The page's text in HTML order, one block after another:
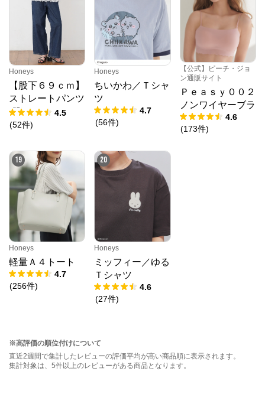
Honeys
【股下６９ｃｍ】
ストレートパンツ
(股下60/63/66/69/
72cm展開)
4.5
(52件)
Honeys
ちいかわ／Ｔシャ
ツ
4.7
(56件)
【公式】ピーチ・ジョ
ン通販サイト
Ｐｅａｓｙ００２
ノンワイヤーブラ
4.6
(173件)
19
Honeys
軽量Ａ４トート
4.7
(256件)
20
Honeys
ミッフィー／ゆる
Ｔシャツ
4.6
(27件)
※高評価の順位付けについて
直近2週間で集計したレビューの評価平均が高い商品順に表示されます。
集計対象は、5件以上のレビューがある商品となります。